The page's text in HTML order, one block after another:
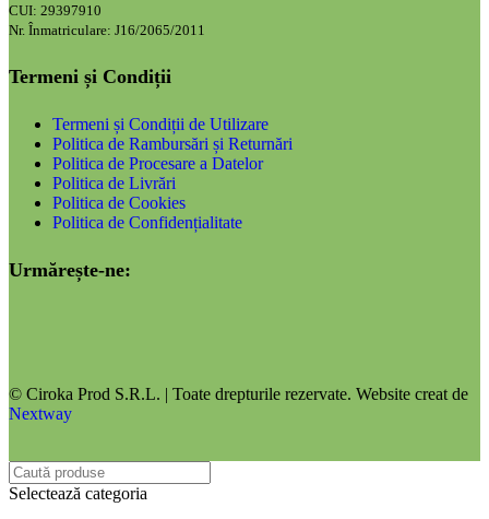
CUI: 29397910
Nr. Înmatriculare: J16/2065/2011
Termeni și Condiții
Termeni și Condiții de Utilizare
Politica de Rambursări și Returnări
Politica de Procesare a Datelor
Politica de Livrări
Politica de Cookies
Politica de Confidențialitate
Urmărește-ne:
© Ciroka Prod S.R.L. | Toate drepturile rezervate. Website creat de
Nextway
Selectează categoria